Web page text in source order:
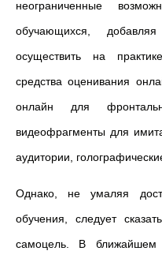
неограниченные
обучающихся,
осуществить на
средства оценивания
онлайн для
видеофрагменты для
аудитории,
Однако, не умаляя
обучения, следует
самоцель. В ближайшем